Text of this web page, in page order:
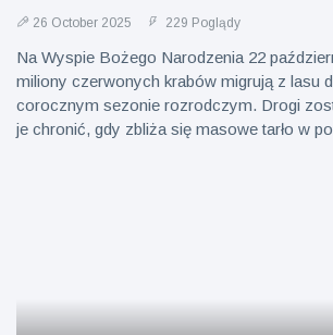
26 October 2025 229 Poglądy
Na Wyspie Bożego Narodzenia 22
miliony czerwonych krabów migrują z lasu
corocznym sezonie rozrodczym. Drogi
je chronić, gdy zbliża się masowe tarło w